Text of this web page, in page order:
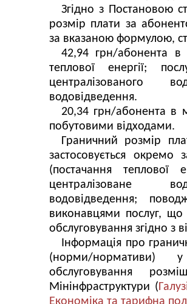
Згідно з Постановою
розмір плати за
за вказаною формулою,
42,94 грн/абонента в
теплової енергії;
централізованого
водовідведення.
20,34 грн/абонента в
побутовими відходами.
Граничний розмір
застосовується
(постачання теплової
централізоване
водовідведення;
виконавцями послуг, що
обслуговування згідно з
Інформація про
(норми/нормативи)
обслуговування
Мінінфраструктури (
Економіка та тарифна